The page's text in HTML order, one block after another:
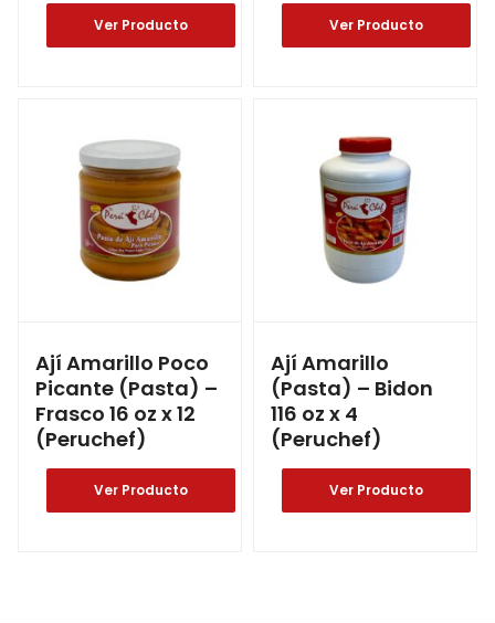
Ver Producto Ver Producto
Ají Amarillo Poco
Picante (Pasta) –
Frasco 16 oz x 12
(Peruchef)
Ver Producto
Ají Amarillo
(Pasta) – Bidon
116 oz x 4
(Peruchef)
Ver Producto